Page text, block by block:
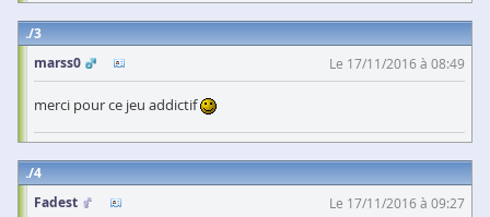
3
marss0
Le 17/11/2016 à 08:49
merci pour ce jeu addictif
4
Fadest
Le 17/11/2016 à 09:27